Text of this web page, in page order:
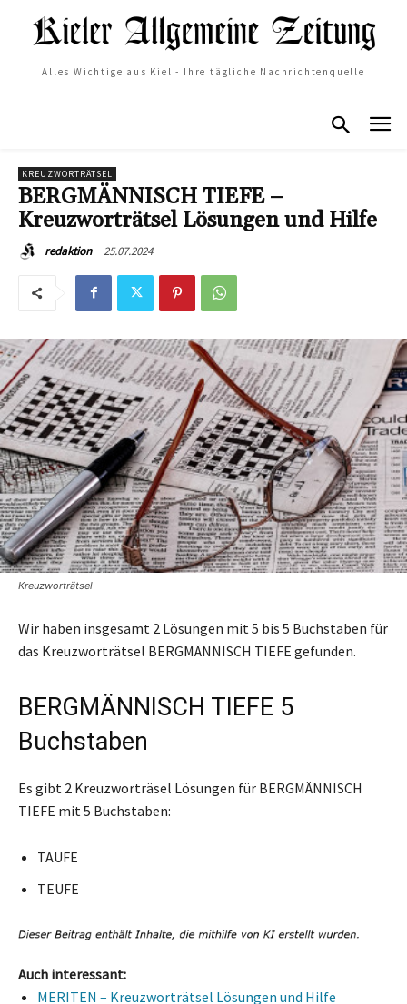
Alles Wichtige aus Kiel - Ihre tägliche Nachrichtenquelle
KREUZWORTRÄTSEL
BERGMÄNNISCH TIEFE –
Kreuzworträtsel Lösungen und Hilfe
redaktion 25.07.2024
Kreuzworträtsel
Wir haben insgesamt 2 Lösungen mit 5 bis 5 Buchstaben für
das Kreuzworträtsel BERGMÄNNISCH TIEFE gefunden.
BERGMÄNNISCH TIEFE 5
Buchstaben
Es gibt 2 Kreuzworträsel Lösungen für BERGMÄNNISCH
TIEFE mit 5 Buchstaben:
TAUFE
TEUFE
Auch interessant:
MERITEN – Kreuzworträtsel Lösungen und Hilfe